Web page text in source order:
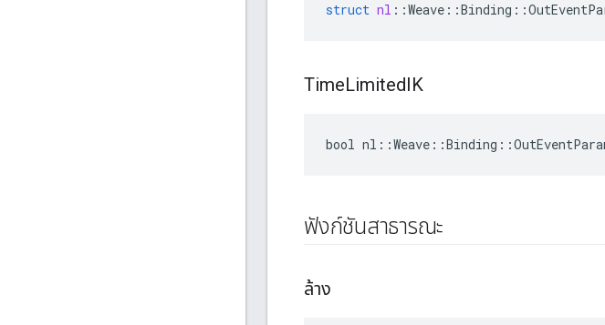
struct nl ::Weave ::Binding ::
TimeLimitedIK
bool
ฟังก์ชันสาธารณะ
ล้าง